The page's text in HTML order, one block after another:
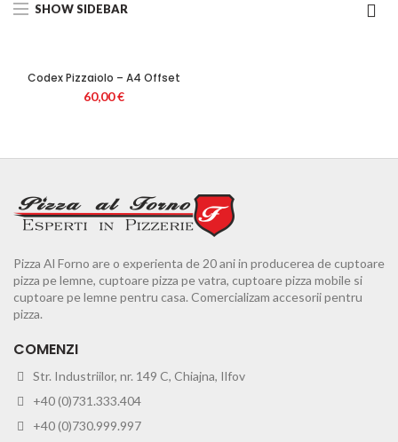
SHOW SIDEBAR
Codex Pizzaiolo – A4 Offset
60,00€
Pizza Al Forno are o experienta de 20 ani in producerea de cuptoare
pizza pe lemne, cuptoare pizza pe vatra, cuptoare pizza mobile si
cuptoare pe lemne pentru casa. Comercializam accesorii pentru
pizza.
COMENZI
Str. Industriilor, nr. 149 C, Chiajna, Ilfov
+40 (0)731.333.404
+40 (0)730.999.997